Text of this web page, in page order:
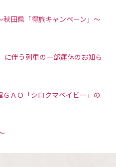
田県「得旅キャンペーン」～
に伴う列車の一部運休のお知ら
ＡＯ「シロクマベイビー」の